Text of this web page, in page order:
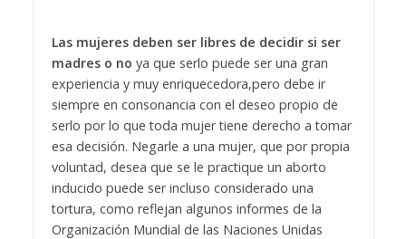
Las mujeres deben ser libres de decidir si ser
madres o no ya que serlo puede ser una gran
experiencia y muy enriquecedora,pero debe ir
siempre en consonancia con el deseo propio de
serlo por lo que toda mujer tiene derecho a tomar
esa decisión. Negarle a una mujer, que por propia
voluntad, desea que se le practique un aborto
inducido puede ser incluso considerado una
tortura, como reflejan algunos informes de la
Organización Mundial de las Naciones Unidas